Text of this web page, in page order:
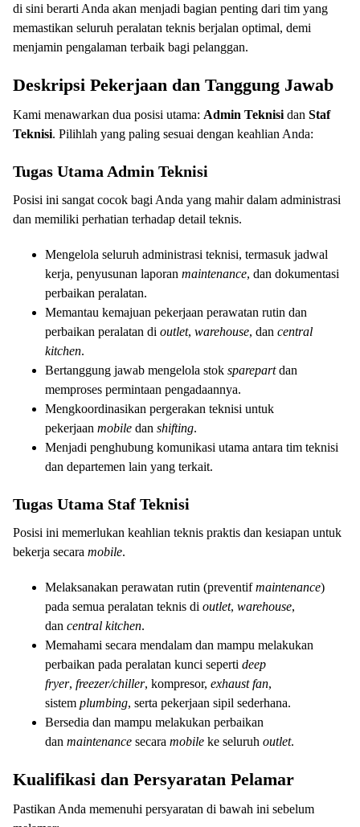
di sini berarti Anda akan menjadi bagian penting dari tim yang
memastikan seluruh peralatan teknis berjalan optimal, demi
menjamin pengalaman terbaik bagi pelanggan.
Deskripsi Pekerjaan dan Tanggung Jawab
Kami menawarkan dua posisi utama: Admin Teknisi dan Staf
Teknisi. Pilihlah yang paling sesuai dengan keahlian Anda:
Tugas Utama Admin Teknisi
Posisi ini sangat cocok bagi Anda yang mahir dalam administrasi
dan memiliki perhatian terhadap detail teknis.
Mengelola seluruh administrasi teknisi, termasuk jadwal
kerja, penyusunan laporan maintenance, dan dokumentasi
perbaikan peralatan.
Memantau kemajuan pekerjaan perawatan rutin dan
perbaikan peralatan di outlet, warehouse, dan central
kitchen.
Bertanggung jawab mengelola stok sparepartdan
memproses permintaan pengadaannya.
Mengkoordinasikan pergerakan teknisi untuk
pekerjaan mobile dan shifting.
Menjadi penghubung komunikasi utama antara tim teknisi
dan departemen lain yang terkait.
Tugas Utama Staf Teknisi
Posisi ini memerlukan keahlian teknis praktis dan kesiapan untuk
bekerja secara mobile.
Melaksanakan perawatan rutin (preventifmaintenance)
pada semua peralatan teknis di outlet, warehouse,
dan central kitchen.
Memahami secara mendalam dan mampu melakukan
perbaikan pada peralatan kunci seperti deep
fryer, freezer/chiller, kompresor, exhaust fan,
sistem plumbing, serta pekerjaan sipil sederhana.
Bersedia dan mampu melakukan perbaikan
dan maintenance secara mobile ke seluruh outlet.
Kualifikasi dan Persyaratan Pelamar
Pastikan Anda memenuhi persyaratan di bawah ini sebelum